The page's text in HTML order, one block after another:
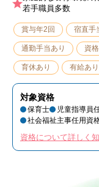
若手職員多数
賞与年2回 宿直手
通勤手当あり 資
育休あり 有給あり
対象資格
保育士 児童指導員
社会福祉主事任用資
資格について詳しく